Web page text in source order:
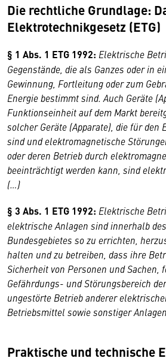
Die rechtliche Grundlage:
Elektrotechnikgesetz (ETG)
§ 1 Abs. 1 ETG 1992: Elektrische
Gegenstände, die als Ganzes oder in
Gewinnung, Fortleitung oder zum
Energie bestimmt sind. Auch Geräte
Funktionseinheit auf dem Markt
solcher Geräte (Apparate), die für den
sind und elektromagnetische
oder deren Betrieb durch
beeinträchtigt werden kann, sind
(…)
§ 3 Abs. 1 ETG 1992: Elektrische
elektrische Anlagen sind innerhalb
Bundesgebietes so zu errichten,
halten und zu betreiben, dass ihre
Sicherheit von Personen und Sachen,
Gefährdungs- und Störungsbereich
ungestörte Betrieb anderer
Betriebsmittel sowie sonstiger
Praktische und technische